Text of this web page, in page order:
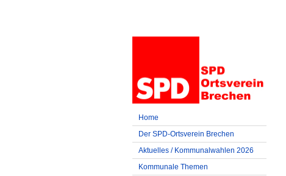
Home
Der SPD-Ortsverein Brechen
Aktuelles / Kommunalwahlen 2026
Kommunale Themen